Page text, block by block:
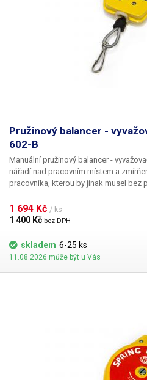
Pružinový balancer -
602-B
Manuální pružinový balancer -
nářadí nad pracovním místem a
pracovníka, kterou by jinak musel bez
není třeba nic zvedat. Díky závěsnému
vždy v optimální výšce a poloze, což
Vaši práci. Společně s vyšší
samotnou bezpečnost pracoviště,
nářadí na zem, ani jiné poranění
1 694 Kč / ks
1 400 Kč bez DPH
skladem 6-25 ks
11.08.2026 může být u Vás